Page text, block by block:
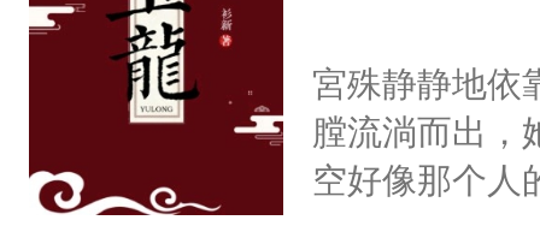
青容再续前
她们要回天上
还能和老婆一
（跳起）桑青
宮殊静静地依
膛流淌而出，
空好像那个人